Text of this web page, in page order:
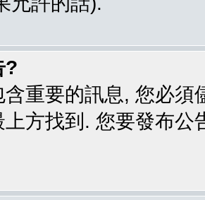
?
重要的訊息, 您必
方找到. 您要發布